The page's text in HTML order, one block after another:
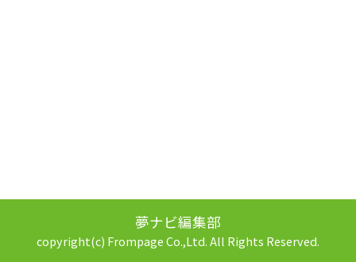
夢ナビ編集部
copyright(c) Frompage Co.,Ltd. All Rights Reserved.